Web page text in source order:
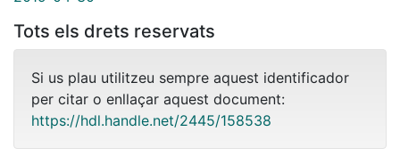
Tots els drets reservats
Si us plau utilitzeu sempre aquest identificador
per citar o enllaçar aquest document:
https://hdl.handle.net/2445/158538